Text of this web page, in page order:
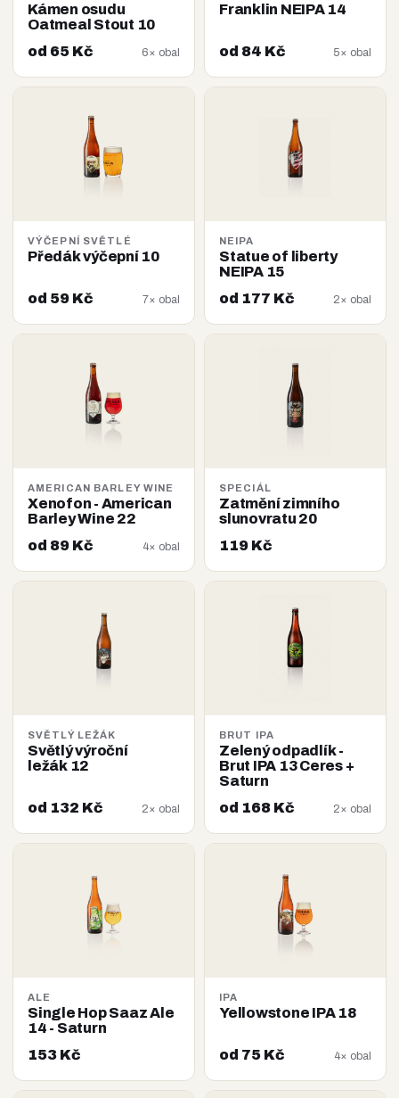
Kámen osudu
Oatmeal Stout 10
od 65 Kč
6× obal
Franklin NEIPA 14
od 84 Kč 5× obal
VÝČEPNÍ SVĚTLÉ
Předák výčepní 10
od 59 Kč 7× obal
NEIPA
Statue of liberty
NEIPA 15
od 177 Kč
2× obal
AMERICAN BARLEY WINE
Xenofon - American
Barley Wine 22
od 89 Kč
4× obal
SPECIÁL
Zatmění zimního
slunovratu 20
119 Kč
SVĚTLÝ LEŽÁK
Světlý výroční
ležák 12
od 132 Kč 2× obal
BRUT IPA
Zelený odpadlík -
Brut IPA 13 Ceres +
Saturn
od 168 Kč
2× obal
ALE
Single Hop Saaz Ale
14 - Saturn
153 Kč
IPA
Yellowstone IPA 18
od 75 Kč 4× obal